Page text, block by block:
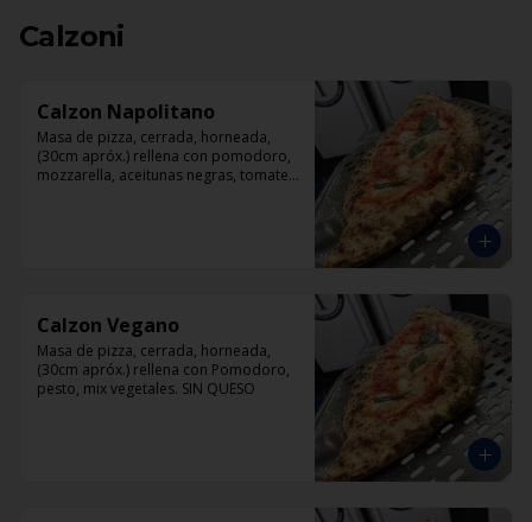
Calzoni
Calzon Napolitano
Masa de pizza, cerrada, horneada,
(30cm apróx.) rellena con pomodoro,
mozzarella, aceitunas negras, tomate,
Calzon Vegano
Masa de pizza, cerrada, horneada,
(30cm apróx.) rellena con Pomodoro,
pesto, mix vegetales. SIN QUESO